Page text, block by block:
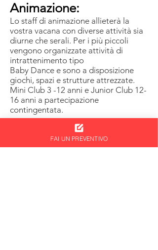
Animazione:
Lo staff di animazione allieterà la
vostra vacana con diverse attività sia
diurne che serali. Per i più piccoli
vengono organizzate attività di
intrattenimento tipo
Baby Dance e sono a disposizione
giochi, spazi e strutture attrezzate.
Mini Club 3 -12 anni e Junior Club 12-
16 anni a partecipazione
contingentata.
Biberoneria:
disponibile piccola area preparazione
FAI UN PREVENTIVO